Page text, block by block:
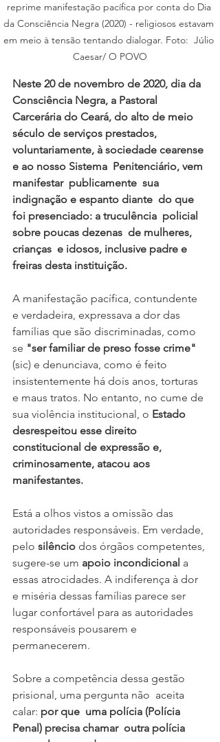
reprime manifestação pacífica por conta do Dia
da Consciência Negra (2020) - religiosos estavam
em meio à tensão tentando dialogar. Foto:  Júlio
Caesar/ O POVO
Neste 20 de novembro de 2020, dia da
Consciência Negra, a Pastoral
Carcerária do Ceará, do alto de meio
século de serviços prestados,
voluntariamente, à sociedade cearense
e ao nosso Sistema  Penitenciário, vem
manifestar  publicamente  sua
indignação e espanto diante  do que
foi presenciado: a truculência  policial
sobre poucas dezenas  de mulheres,
crianças  e idosos, inclusive padre e
freiras desta instituição.
A manifestação pacífica, contundente
e verdadeira, expressava a dor das
famílias que são discriminadas, como
se "ser familiar de preso fosse crime"
(sic) e denunciava, como é feito
insistentemente há dois anos, torturas
e maus tratos. No entanto, no cume de
sua violência institucional, o Estado
desrespeitou esse direito
constitucional de expressão e,
criminosamente, atacou aos
manifestantes.
Está a olhos vistos a omissão das
autoridades responsáveis. Em verdade,
pelo silêncio dos órgãos competentes,
sugere-se um apoio incondicional a
essas atrocidades. A indiferença à dor
e miséria dessas famílias parece ser
lugar confortável para as autoridades
responsáveis pousarem e
permanecerem.
Sobre a competência dessa gestão
prisional, uma pergunta não  aceita
calar: por que  uma polícia (Polícia
Penal) precisa chamar  outra polícia